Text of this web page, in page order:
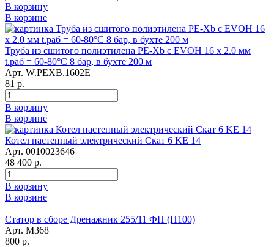
В корзину
В корзине
Труба из сшитого полиэтилена PE-Xb с EVOH 16 x 2.0 мм
t.раб = 60-80°C 8 бар, в бухте 200 м
Арт. W.PEXB.1602E
81 р.
В корзину
В корзине
Котел настенный электрический Скат 6 KE 14
Арт. 0010023646
48 400 р.
В корзину
В корзине
Статор в сборе Дренажник 255/11 ФН (Н100)
Арт. М368
800 р.